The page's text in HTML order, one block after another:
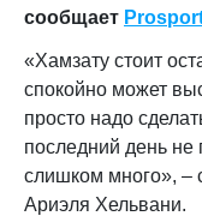
сообщает
«Хамзату стоит
спокойно может
просто надо
последний день не
слишком много», –
Ариэля Хельвани.